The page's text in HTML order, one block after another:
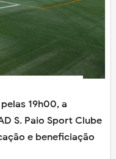
19h00, a
S. Paio Sport Clube
e beneficiação